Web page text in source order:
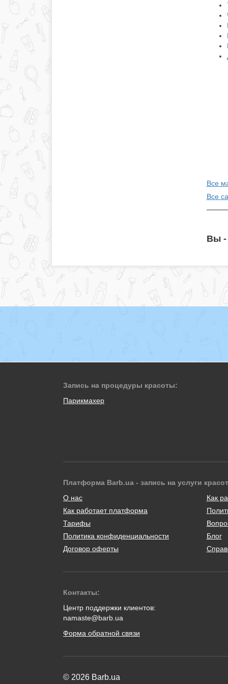
Все
Все
Вы -
Запись на процедуры красоты:
Парикмахер
Платформа Barb.ua - запись на услуги
О нас
Как работает платформа
Тарифы
Политика конфиденциальности
Договор оферты
Как
Блог
Контакты:
Центр поддержки клиентов:
namaste@barb.ua
Форма обратной связи
© 2026 Barb.ua